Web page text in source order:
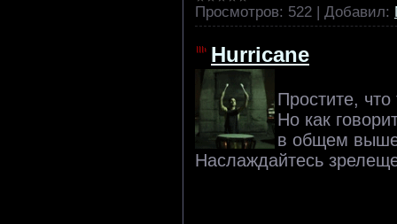
Просмотров: 522 | Добавил:
Hurricane
Простите, что
Но как
в общем
Наслаждайтесь